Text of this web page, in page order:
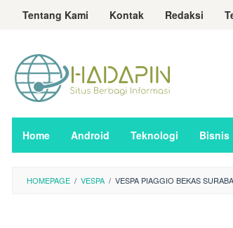
LoncatTentang Kami Kontak Redaksi
Home Android Teknologi Bisnis
HOMEPAGE / VESPA / VESPA PIAGGIO BEKAS